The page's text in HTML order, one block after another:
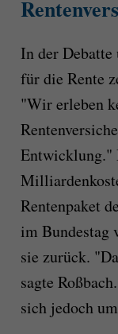
In der
für die Rente
"Wir erleben
Entwicklung."
Rentenpaket
im Bundestag
sie zurück.
sagte
sich jedoch